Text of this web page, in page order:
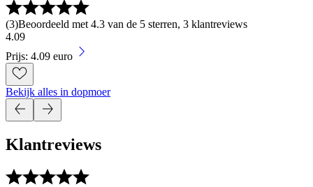
(3)Beoordeeld met 4.3 van de 5 sterren, 3 klantreviews
4.09
Prijs: 4.09 euro
Bekijk alles in dopmoer
Klantreviews